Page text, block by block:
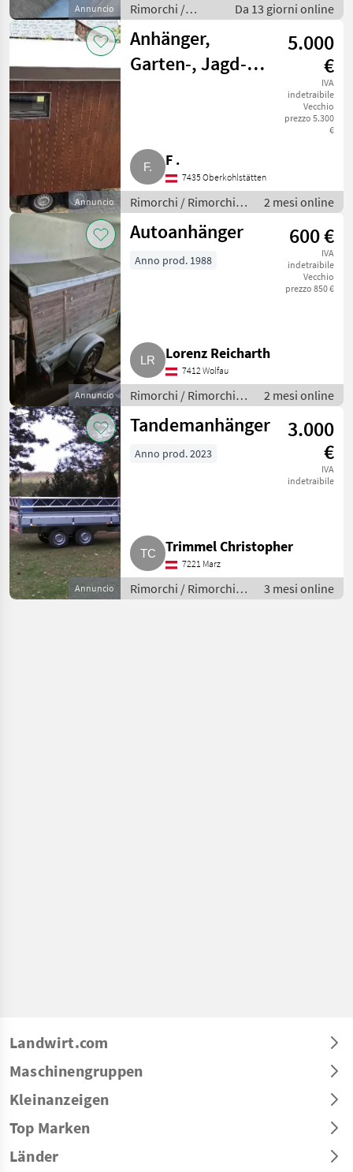
Rimorchi
Per Auto
CATEGORIA
Sonstige
2
Humbaur
1
Pongratz
MARKETPLACE
Marketplace
Offerte dei
rivenditori
Annuncio
Rimorchi /
Rimorchi per
auto
Da 13 giorni online
Annuncio
Anhänger,
Garten-, Jagd-,
5.000
€
IVA
indetraibile
Vecchio
prezzo 5.300
€
F .
7435 Oberkohlstätten
Rimorchi / Rimorchi
per auto
2 mesi online
Annuncio
Autoanhänger 600 €
IVA
indetraibile
Vecchio
prezzo 850 €
Anno prod. 1988
Lorenz Reicharth
7412 Wolfau
Rimorchi / Rimorchi
per auto
2 mesi online
Annuncio
Tandemanhänger
3.000
€
IVA
indetraibile
Anno prod. 2023
Trimmel Christopher
7221 Marz
Rimorchi / Rimorchi
per auto
3 mesi online
Landwirt.com
Maschinengruppen
Kleinanzeigen
Top Marken
Länder